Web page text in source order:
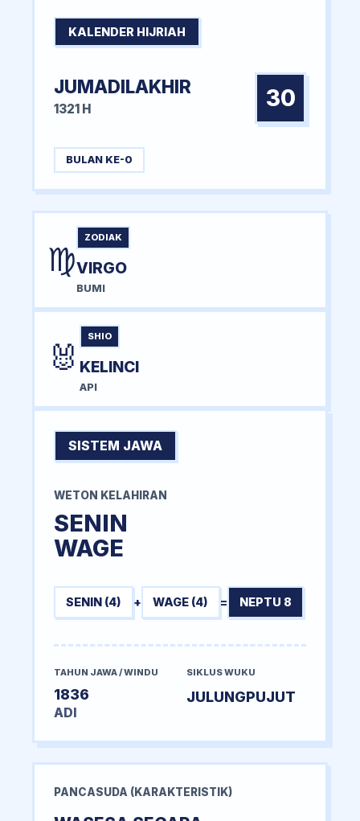
KALENDER HIJRIAH
JUMADILAKHIR
1321 H 30
BULAN KE-0
♍
ZODIAK
VIRGO
BUMI
🐰
SHIO
KELINCI
API
SISTEM JAWA
WETON KELAHIRAN
SENIN
WAGE
SENIN (4) + WAGE (4) = NEPTU 8
TAHUN JAWA / WINDU
1836
ADI
SIKLUS WUKU
JULUNGPUJUT
PANCASUDA (KARAKTERISTIK)